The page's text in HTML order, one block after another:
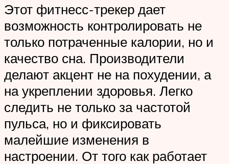
Этот фитнесс-трекер дает
возможность контролировать не
только потраченные калории, но и
качество сна. Производители
делают акцент не на похудении, а
на укреплении здоровья. Легко
следить не только за частотой
пульса, но и фиксировать
малейшие изменения в
настроении. От того как работает